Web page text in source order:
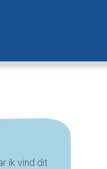
ik vind dit